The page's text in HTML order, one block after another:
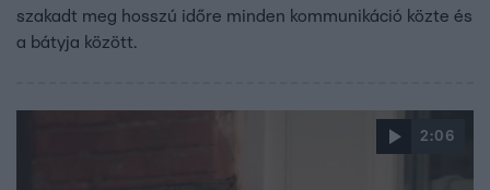
szakadt meg hosszú időre minden kommunikáció közte és
a bátyja között.
2:06